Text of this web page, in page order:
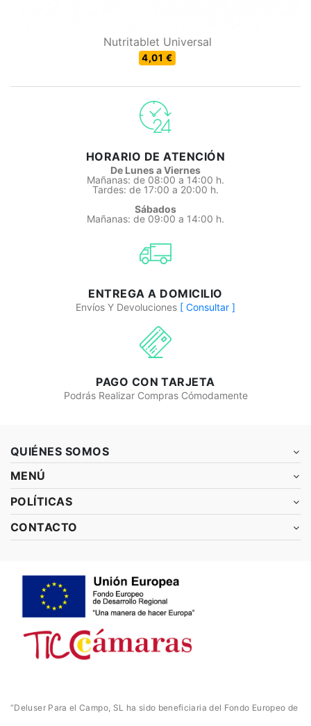
Nutritablet Universal
4,01 €
HORARIO DE ATENCIÓN
De Lunes a Viernes
Mañanas: de 08:00 a 14:00 h.
Tardes: de 17:00 a 20:00 h.
Sábados
Mañanas: de 09:00 a 14:00 h.
ENTREGA A DOMICILIO
Envíos Y Devoluciones [ Consultar ]
PAGO CON TARJETA
Podrás Realizar Compras Cómodamente
QUIÉNES SOMOS
MENÚ
POLÍTICAS
CONTACTO
“Deluser Para el Campo, SL ha sido beneficiaria del Fondo Europeo de